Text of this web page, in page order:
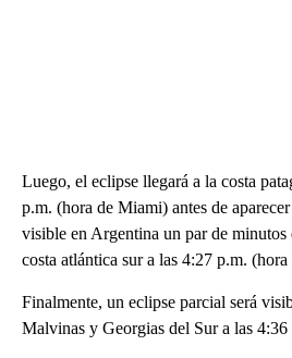
Luego, el eclipse llegará a la costa
p.m. (hora de Miami) antes de
visible en Argentina un par de minutos
costa atlántica sur a las 4:27 p.m.
Finalmente, un eclipse parcial será
Malvinas y Georgias del Sur a las